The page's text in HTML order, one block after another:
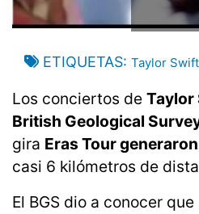
ETIQUETAS Taylor Swift
Los conciertos de Taylor
British Geological
gira Eras Tour
casi 6 kilómetros de
El BGS dio a conocer